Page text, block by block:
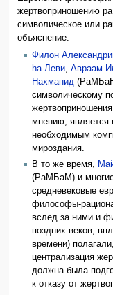
жертвоприношению
символическое или
объяснение.
Филон
hа-Леви, Авраам
Нахманид
символическому
мнению, является
необходимым
мироздания.
В то же время,
(РаМБаМ) и
средневековые
философы-
вслед за ними и
поздних веков,
времени)
централизация
должна была
к отказу от